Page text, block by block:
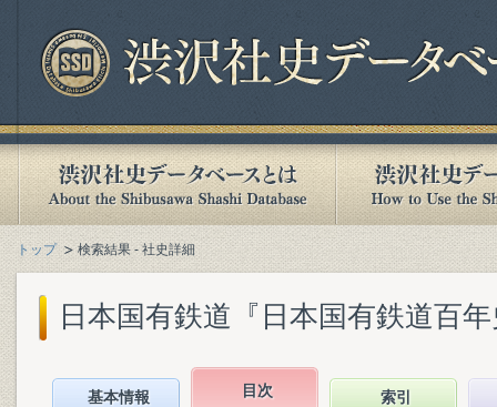
トップ 検索結果 - 社史詳細
日本国有鉄道『日本国有鉄道百
基本情報 目次 索引